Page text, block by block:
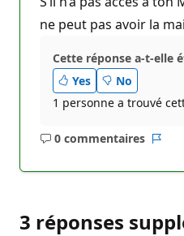
ne peut pas avoir la
Cette réponse a-t-elle
Yes
No
1 personne a trouvé
0 commentaires
Aucun
3 réponses